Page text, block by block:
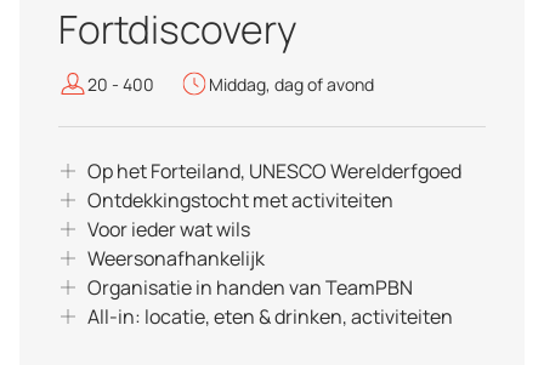
Fortdiscovery
20 - 400 Middag, dag of avond
Op het Forteiland, UNESCO Werelderfgoed
Ontdekkingstocht met activiteiten
Voor ieder wat wils
Weersonafhankelijk
Organisatie in handen van TeamPBN
All-in: locatie, eten & drinken, activiteiten